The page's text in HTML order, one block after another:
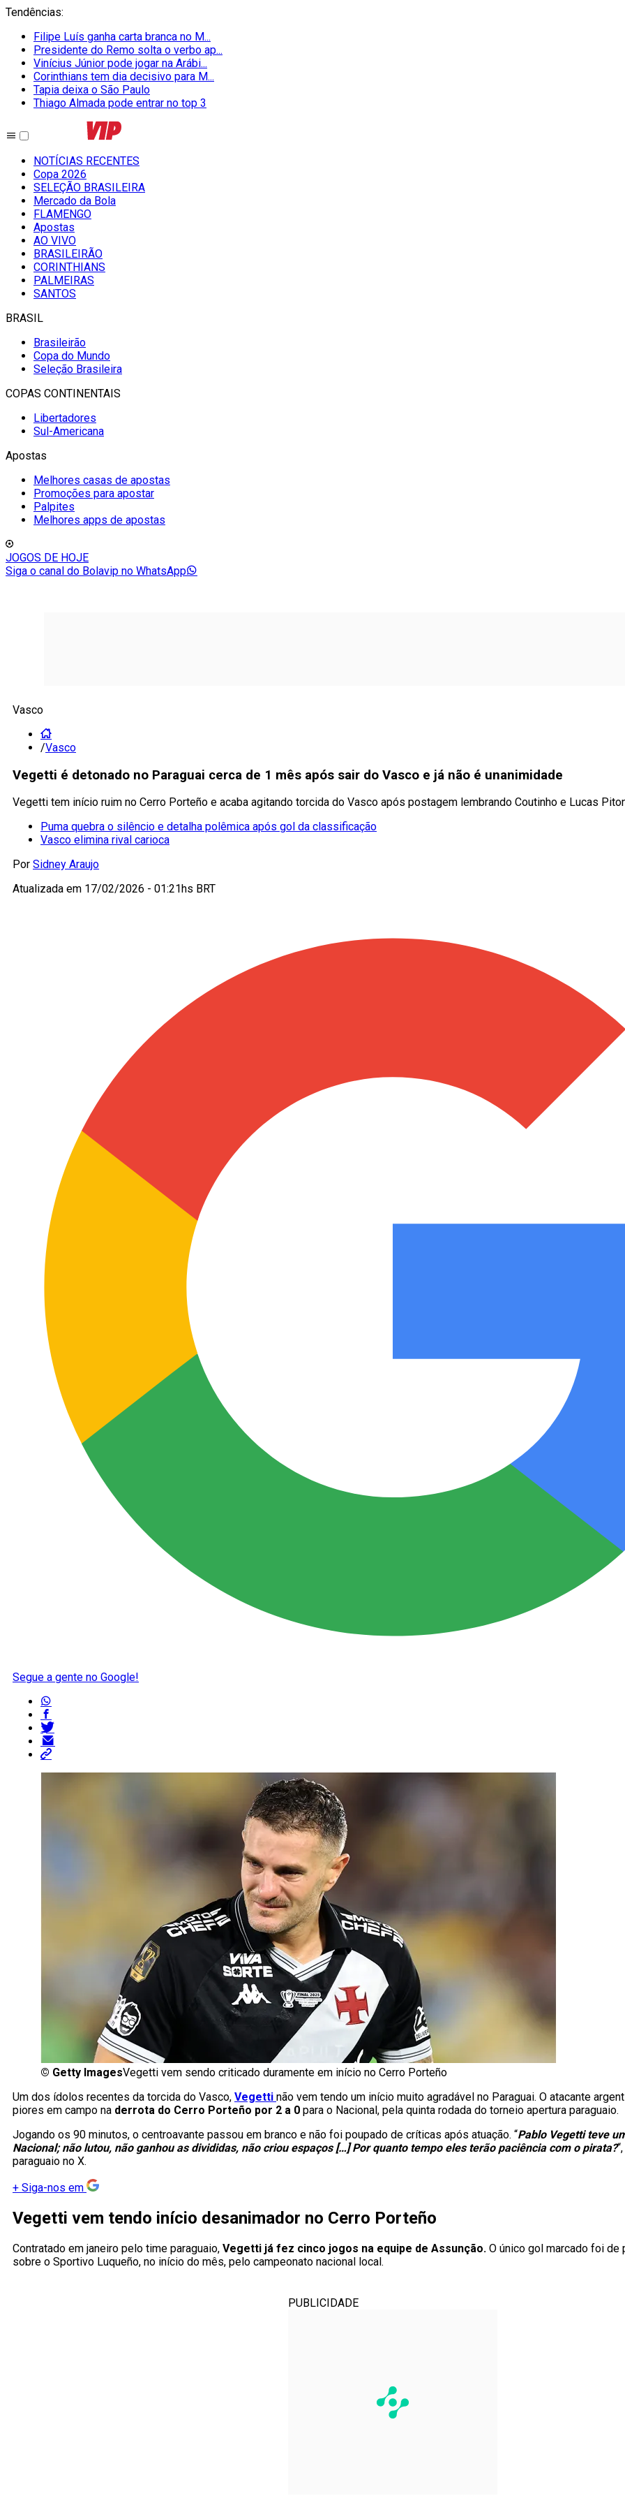
Tendências:
Filipe Luís ganha carta branca no M...
Presidente do Remo solta o verbo ap...
Vinícius Júnior pode jogar na Arábi...
Corinthians tem dia decisivo para M...
Tapia deixa o São Paulo
Thiago Almada pode entrar no top 3
NOTÍCIAS RECENTES
Copa 2026
SELEÇÃO BRASILEIRA
Mercado da Bola
FLAMENGO
Apostas
AO VIVO
BRASILEIRÃO
CORINTHIANS
PALMEIRAS
SANTOS
BRASIL
Brasileirão
Copa do Mundo
Seleção Brasileira
COPAS CONTINENTAIS
Libertadores
Sul-Americana
Apostas
Melhores casas de apostas
Promoções para apostar
Palpites
Melhores apps de apostas
JOGOS DE HOJE
Siga o canal do Bolavip no WhatsApp
Vasco
/Vasco
Vegetti é detonado no Paraguai cerca de 1 mês após sair do Vasco e já não é unanimidade
Vegetti tem início ruim no Cerro Porteño e acaba agitando torcida do Vasco após postagem lembrando Coutinho e Lucas
Puma quebra o silêncio e detalha polêmica após gol da classificação
Vasco elimina rival carioca
Por Sidney Araujo
Atualizada em 17/02/2026 - 01:21hs BRT
Segue a gente no Google!
© Getty ImagesVegetti vem sendo criticado duramente em início no Cerro Porteño
Um dos ídolos recentes da torcida do Vasco, Vegetti não vem tendo um início muito agradável no Paraguai. O atacante
piores em campo na derrota do Cerro Porteño por 2 a 0 para o Nacional, pela quinta rodada do torneio apertura paraguaio.
Jogando os 90 minutos, o centroavante passou em branco e não foi poupado de críticas após atuação. “Pablo Vegetti teve
Nacional; não lutou, não ganhou as divididas, não criou espaços […] Por quanto tempo eles terão paciência com o pirata?
paraguaio no X.
+ Siga-nos em
Vegetti vem tendo início desanimador no Cerro Porteño
Contratado em janeiro pelo time paraguaio, Vegetti já fez cinco jogos na equipe de Assunção. O único gol marcado foi de
sobre o Sportivo Luqueño, no início do mês, pelo campeonato nacional local.
PUBLICIDADE